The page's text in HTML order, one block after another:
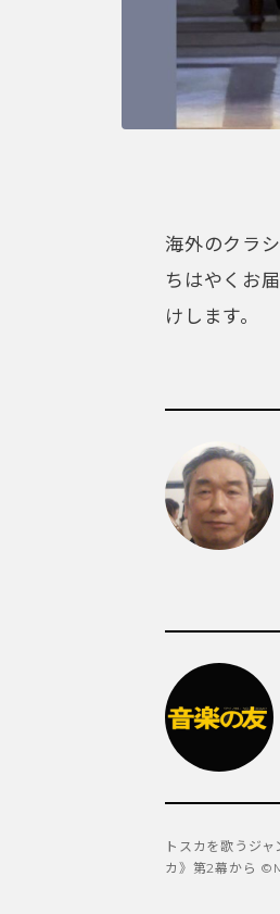
海外のクラ
ちはやくお
けします。
トスカを歌うジ
カ》第2幕から